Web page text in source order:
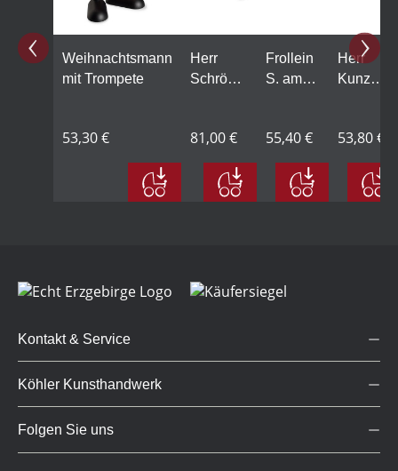
Weihnachtsmann
mit Trompete
53,30 €
Herr
Schröder
81,00 €
Frollein
S. am
55,40 €
Herr
Kunze
53,80 €
Kontakt & Service
Köhler Kunsthandwerk
Folgen Sie uns